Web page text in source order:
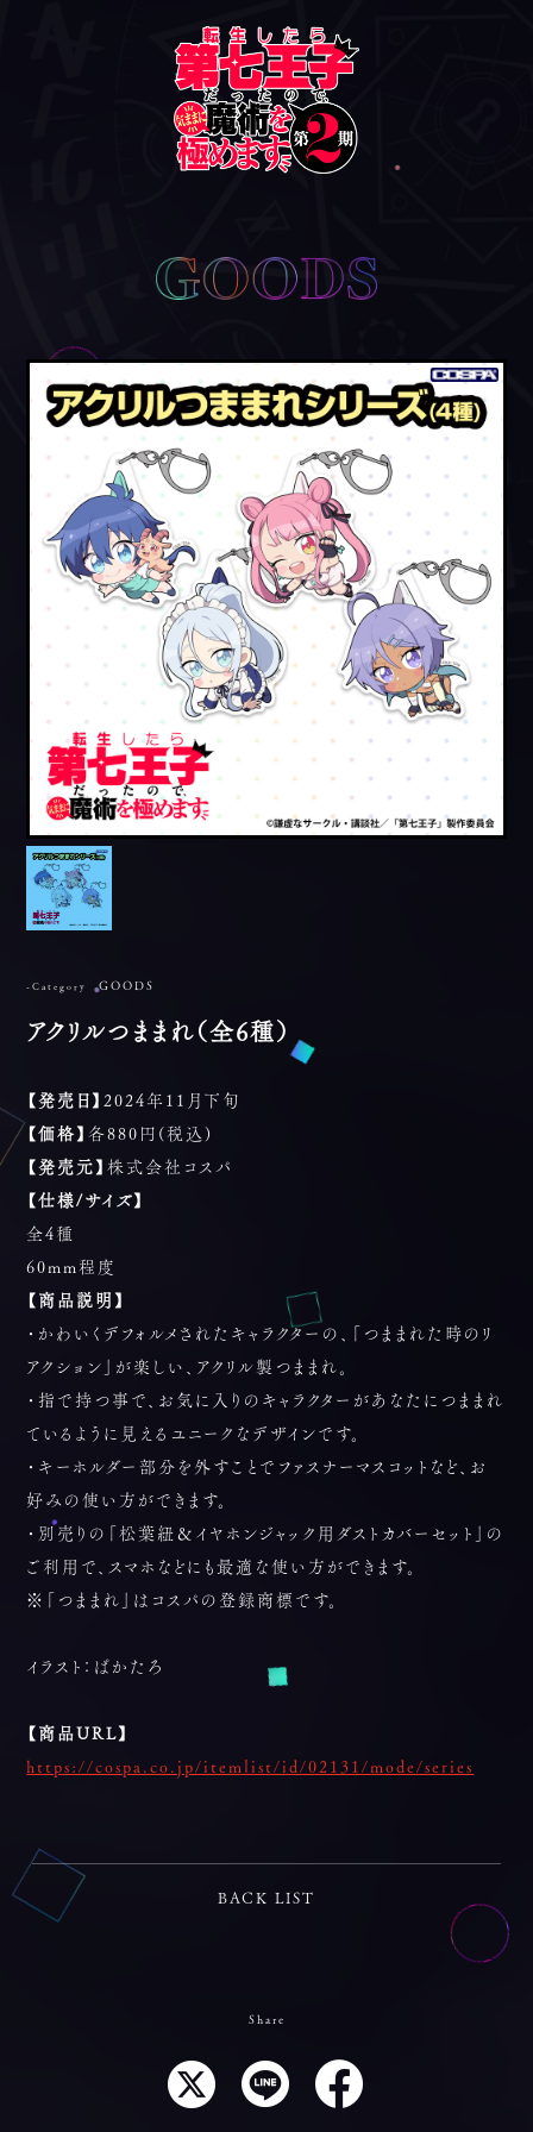
-Category GOODS
アクリルつままれ（全6種）
【発売日】 2024年11月下旬
【価格】各880円(税込)
【発売元】株式会社コスパ
【仕様/サイズ】
全4種
60mm程度
【商品説明】
・かわいくデフォルメされたキャラクターの、「つままれた時のリ
アクション」が楽しい、アクリル製つままれ。
・指で持つ事で、お気に入りのキャラクターがあなたにつままれ
ているように見えるユニークなデザインです。
・キーホルダー部分を外すことでファスナーマスコットなど、お
好みの使い方ができます。
・別売りの「松葉紐＆イヤホンジャック用ダストカバーセット」の
ご利用で、スマホなどにも最適な使い方ができます。
※「つままれ」はコスパの登録商標です。
イラスト：ぱかたろ
【商品URL】
https://cospa.co.jp/itemlist/id/02131/mode/series
BACK LIST
Share